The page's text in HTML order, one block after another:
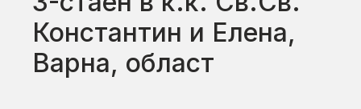
Константин и Елена,
Варна, област